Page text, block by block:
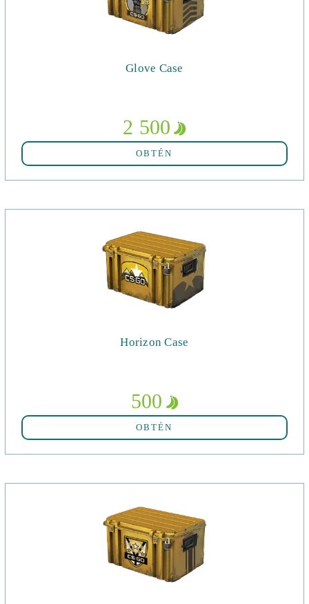
Glove Case
2 500
OBTÉN
Horizon Case
500
OBTÉN